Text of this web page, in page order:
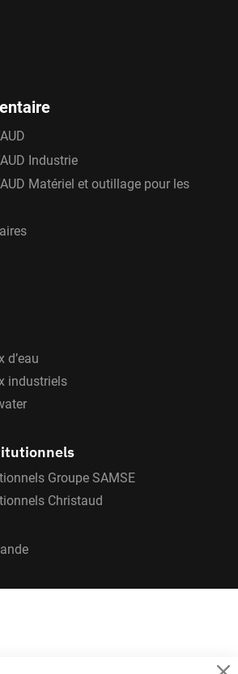
Industrie
Matériel et outillage pour les
d’eau
industriels
Groupe SAMSE
Christaud